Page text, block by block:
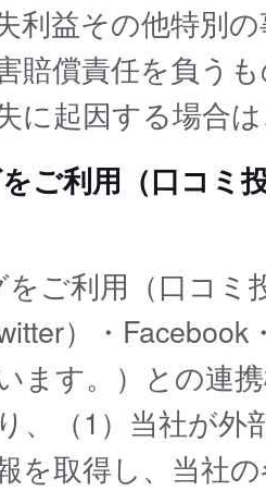
利益その他特別
賠償責任を負う
に起因する場合
をご利用（口コ
をご利用（口コ
）・
ます。）との連
、（1）当社が
を取得し、当社